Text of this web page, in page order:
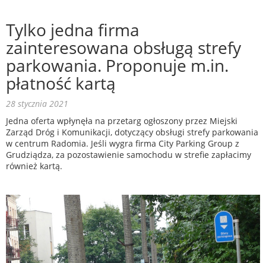
Tylko jedna firma
zainteresowana obsługą strefy
parkowania. Proponuje m.in.
płatność kartą
28 stycznia 2021
Jedna oferta wpłynęła na przetarg ogłoszony przez Miejski
Zarząd Dróg i Komunikacji, dotyczący obsługi strefy parkowania
w centrum Radomia. Jeśli wygra firma City Parking Group z
Grudziądza, za pozostawienie samochodu w strefie zapłacimy
również kartą.